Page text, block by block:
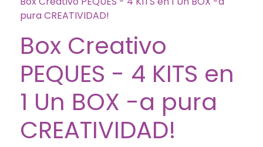
pura CREATIVIDAD!
Box Creativo
PEQUES - 4 KITS en
1 Un BOX -a pura
CREATIVIDAD!